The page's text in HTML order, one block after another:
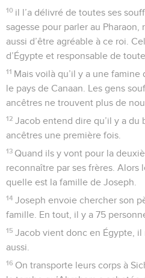
10 il l’a délivré de toutes ses
sagesse pour parler au Pharaon,
aussi d’être agréable à ce roi.
d’Égypte et responsable de
11 Mais voilà qu’il y a une
le pays de Canaan. Les gens
ancêtres ne trouvent plus de
12 Jacob entend dire qu’il y a
ancêtres une première fois.
13 Quand ils y vont pour la
reconnaître par ses frères. Alors
quelle est la famille de Joseph.
14 Joseph envoie chercher son
famille. En tout, il y a 75
15 Jacob vient donc en Égypte,
aussi.
16 On transporte leurs corps à